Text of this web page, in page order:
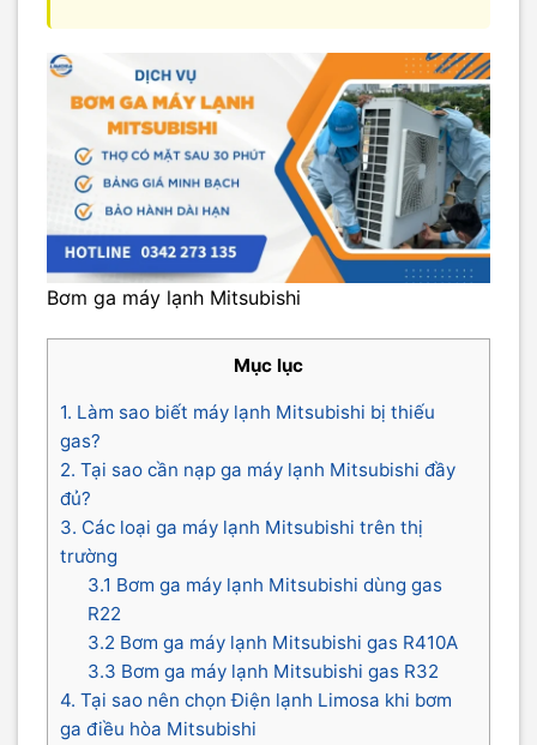
Bơm ga máy lạnh Mitsubishi
Mục lục
1. Làm sao biết máy lạnh Mitsubishi bị thiếu
gas?
2. Tại sao cần nạp ga máy lạnh Mitsubishi đầy
đủ?
3. Các loại ga máy lạnh Mitsubishi trên thị
trường
3.1 Bơm ga máy lạnh Mitsubishi dùng gas
R22
3.2 Bơm ga máy lạnh Mitsubishi gas R410A
3.3 Bơm ga máy lạnh Mitsubishi gas R32
4. Tại sao nên chọn Điện lạnh Limosa khi bơm
ga điều hòa Mitsubishi